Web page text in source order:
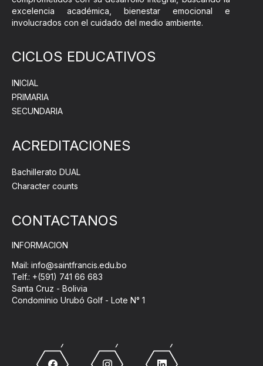
excelencia académica, bienestar emocional e
involucrados con el cuidado del medio ambiente.
CICLOS EDUCATIVOS
INICIAL
PRIMARIA
SECUNDARIA
ACREDITACIONES
Bachillerato DUAL
Character counts
CONTACTANOS
INFORMACION
Mail: info@saintfrancis.edu.bo
Telf.: +(591) 741 66 683
Santa Cruz - Bolivia
Condominio Urubó Golf - Lote N° 1